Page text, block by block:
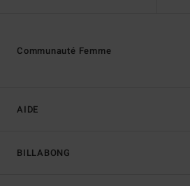
AIDE
BILLABONG
Communauté Femme